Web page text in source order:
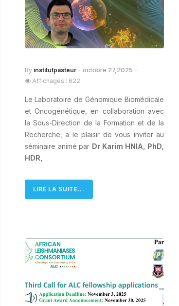
By institutpasteur octobre 27,2025
Affichages : 622
Le Laboratoire de Génomique Biomédicale
et Oncogénétique, en collaboration avec
la Sous-Direction de la Formation et de la
Recherche, a le plaisir de vous inviter au
séminaire animé par Dr Karim HNIA, PhD,
HDR,
LIRE LA SUITE...